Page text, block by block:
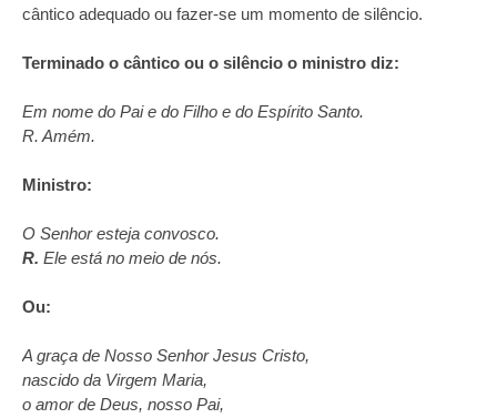
cântico adequado ou fazer-se um momento de silêncio.
Terminado o cântico ou o silêncio o ministro diz:
Em nome do Pai e do Filho e do Espírito Santo.
R. Amém.
Ministro:
O Senhor esteja convosco.
R. Ele está no meio de nós.
Ou:
A graça de Nosso Senhor Jesus Cristo,
nascido da Virgem Maria,
o amor de Deus, nosso Pai,